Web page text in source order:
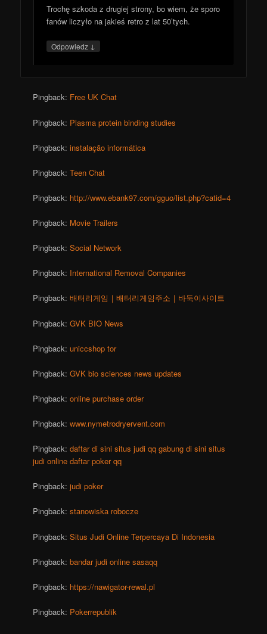
Trochę szkoda z drugiej strony, bo wiem, że sporo
fanów liczyło na jakieś retro z lat 50’tych.
Odpowiedz ↓
Pingback: Free UK Chat
Pingback: Plasma protein binding studies
Pingback:instalação informática
Pingback:Teen Chat
Pingback: http://www.ebank97.com/gguo/list.php?catid=4
Pingback: Movie Trailers
Pingback:Social Network
Pingback: International Removal Companies
Pingback:배터리게임｜배터리게임주소｜바둑이사이트
Pingback:GVK BIO News
Pingback:uniccshop tor
Pingback:GVK bio sciences news updates
Pingback:online purchase order
Pingback:www.nymetrodryervent.com
Pingback:daftar di sini situs judi qq gabung di sini situs
judi online daftar poker qq
Pingback:judi poker
Pingback:stanowiska robocze
Pingback:Situs Judi Online Terpercaya Di Indonesia
Pingback:bandar judi online sasaqq
Pingback: https://nawigator-rewal.pl
Pingback: Pokerrepublik